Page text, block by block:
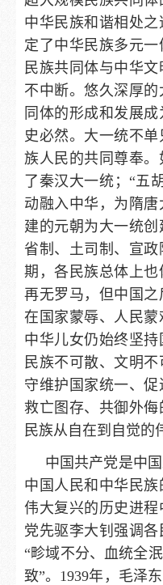
中华民族和谐相处
定了中华民族多元
民族共同体与中华
不中断。悠久深厚
同体的形成和发展
史必然。大一统不
族人民的共同尊奉
了秦汉大一统；“五
动融入中华，为隋唐
建的元朝为大一统
省制、土司制、宣
期，各民族总体上
再无罗马，但中国之
在国家蒙辱、人民蒙
中华儿女仍始终坚持
民族不可散、文明
守维护国家统一、
救亡图存、共御外
民族从自在到自觉的
中国共产党是中
中国人民和中华民
伟大复兴的历史进
党先驱李大钊强调
“畛域不分、血统全
致”。1939年，毛泽